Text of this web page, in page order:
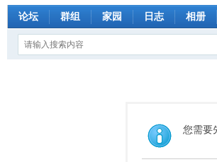
论坛 群组 家园 日志 相册
您需要